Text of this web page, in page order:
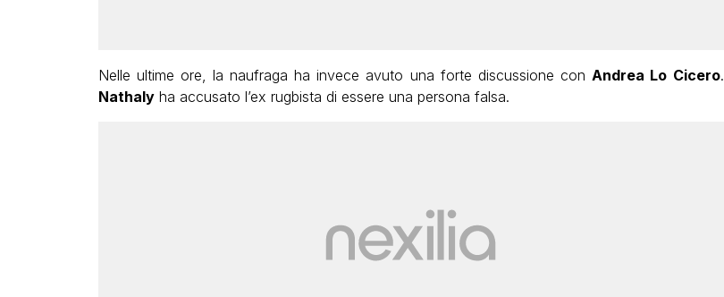
Nelle ultime ore, la naufraga ha invece avuto una forte discussione conAndrea Lo Cicero.
Nathalyha accusato l’ex rugbista di essere una persona falsa.